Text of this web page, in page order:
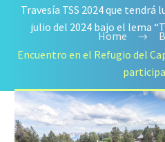
Travesía TSS 2024 que tendrá
julio del 2024 bajo el lema
Home
Encuentro en el Refugio del